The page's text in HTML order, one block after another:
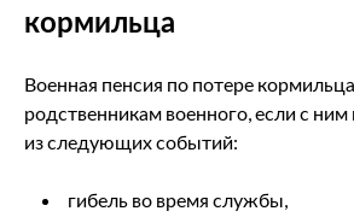
кормильца
Военная пенсия по потере
родственникам военного, если с
из следующих событий:
гибель во время службы,